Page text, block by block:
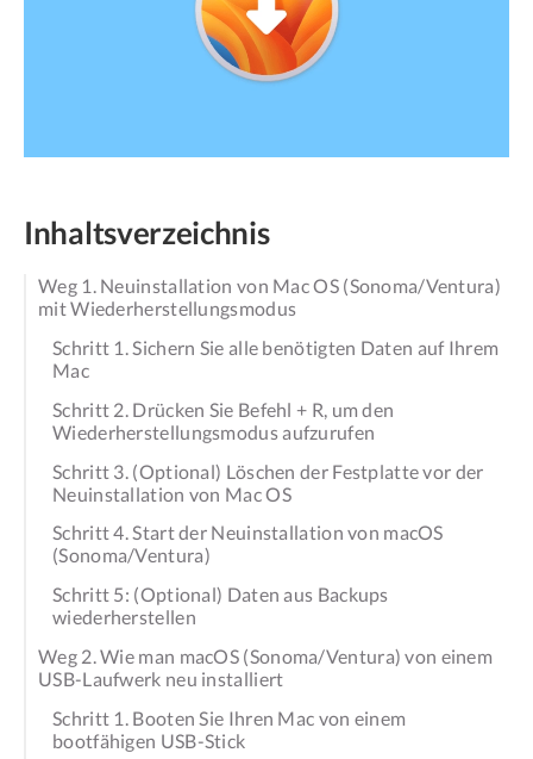
Inhaltsverzeichnis
Weg 1. Neuinstallation von Mac OS (Sonoma/Ventura)
mit Wiederherstellungsmodus
Schritt 1. Sichern Sie alle benötigten Daten auf Ihrem
Mac
Schritt 2. Drücken Sie Befehl + R, um den
Wiederherstellungsmodus aufzurufen
Schritt 3. (Optional) Löschen der Festplatte vor der
Neuinstallation von Mac OS
Schritt 4. Start der Neuinstallation von macOS
(Sonoma/Ventura)
Schritt 5: (Optional) Daten aus Backups
wiederherstellen
Weg 2. Wie man macOS (Sonoma/Ventura) von einem
USB-Laufwerk neu installiert
Schritt 1. Booten Sie Ihren Mac von einem
bootfähigen USB-Stick